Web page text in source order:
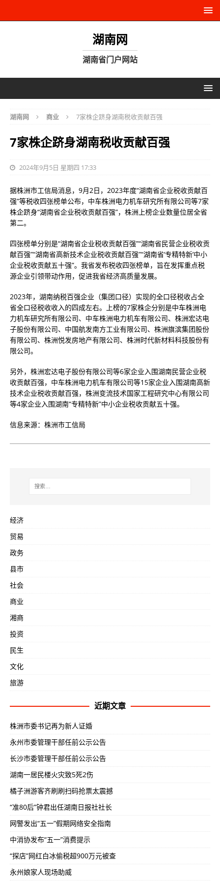
湖南网
湖南省门户网站
湖南网 商业 7家株企跻身湖南税收贡献百强
7家株企跻身湖南税收贡献百强
2024年9月5日 星期四 17:33
据株洲市工信局消息，9月2日，2023年度“湖南省企业税收贡献百
强”等税收四张榜单公布，中车株洲电力机车研究所有限公司等7家
株企跻身“湖南省企业税收贡献百强”，株洲上榜企业数量位居全省
第二。
四张榜单分别是“湖南省企业税收贡献百强”“湖南省民营企业税收贡
献百强”“湖南省高新技术企业税收贡献百强”“湖南省‘专精特新’中小
企业税收贡献五十强”。我省发布税收四张榜单，旨在发挥重点税
源企业引领带动作用，促进我省经济高质量发展。
2023年，湖南纳税百强企业（集团口径）实现的全口径税收占全
省全口径税收收入的四成左右。上榜的7家株企分别是中车株洲电
力机车研究所有限公司、中车株洲电力机车有限公司、株洲宏达电
子股份有限公司、中国航发南方工业有限公司、株洲旗滨集团股份
有限公司、株洲悦发房地产有限公司、株洲时代新材料科技股份有
限公司。
另外，株洲宏达电子股份有限公司等6家企业入围湖南民营企业税
收贡献百强，中车株洲电力机车有限公司等15家企业入围湖南高新
技术企业税收贡献百强，株洲变流技术国家工程研究中心有限公司
等4家企业入围湖南“专精特新”中小企业税收贡献五十强。
信息来源：株洲市工信局
经济
贸易
政务
县市
社会
商业
湘商
投资
民生
文化
旅游
近期文章
株洲市委书记再为新人证婚
永州市委管理干部任前公示公告
长沙市委管理干部任前公示公告
湖南一居民楼火灾致5死2伤
橘子洲游客齐刷刷扫码抢票太震撼
“准80后”钟君出任湖南日报社社长
网警发出“五一”假期网络安全指南
中消协发布“五一”消费提示
“探店”网红白冰偷税超900万元被查
永州娘家人现场助威